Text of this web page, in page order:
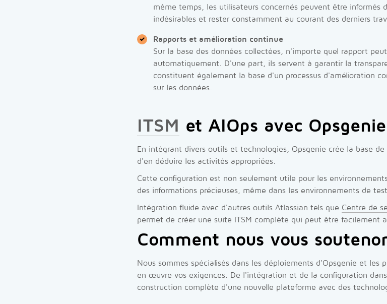
même temps, les utilisateurs concernés peuvent être informés
indésirables et rester constamment au courant des derniers
Rapports et amélioration continue
Sur la base des données collectées, n'importe quel rapport
automatiquement. D'une part, ils servent à garantir la
constituent également la base d'un processus d'amélioration
sur les données.
ITSM et AIOps avec Opsgenie
En intégrant divers outils et technologies, Opsgenie crée la base
d'en déduire les activités appropriées.
Cette configuration est non seulement utile pour les
des informations précieuses, même dans les environnements de test.
Intégration fluide avec d'autres outils Atlassian tels que Centre de
permet de créer une suite ITSM complète qui peut être facilement
Comment nous vous
Nous sommes spécialisés dans les déploiements d'Opsgenie et les
en œuvre vos exigences. De l'intégration et de la configuration
construction complète d'une nouvelle plateforme avec des